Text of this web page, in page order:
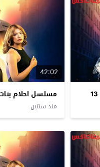
42:02
مسلسل احلام بنات
منذ سنتين